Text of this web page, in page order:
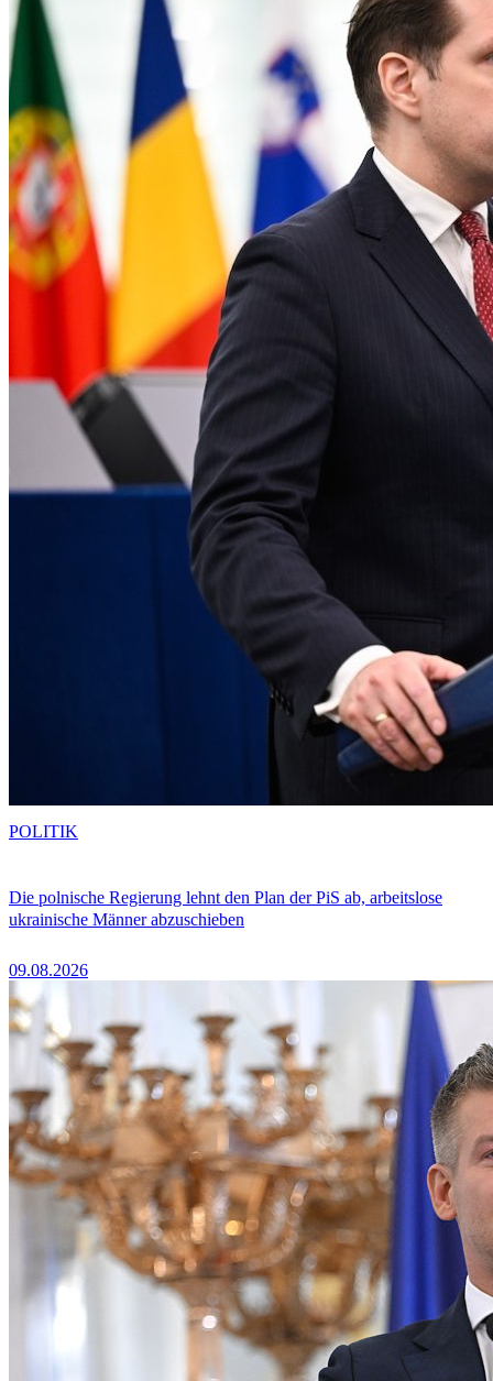
Die polnische Regierung lehnt den Plan der PiS ab, arbeitslose
ukrainische Männer abzuschieben
09.08.2026
POLITIK